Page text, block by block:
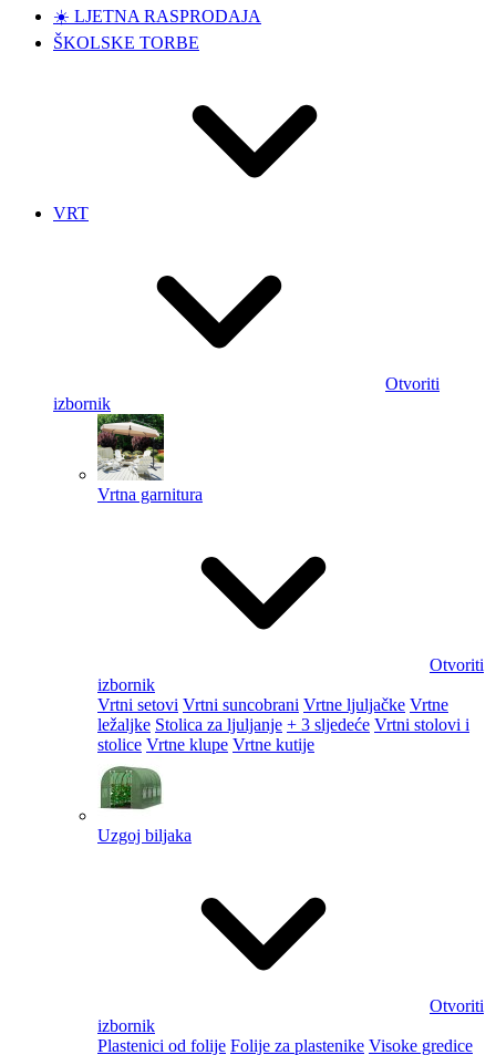
☀️ LJETNA RASPRODAJA
ŠKOLSKE TORBE
VRT
Otvoriti
izbornik
Vrtna garnitura
Otvoriti
izbornik
Vrtni setovi Vrtni suncobrani Vrtne ljuljačke Vrtne
ležaljke Stolica za ljuljanje + 3 sljedeće Vrtni stolovi i
stolice Vrtne klupe Vrtne kutije
Uzgoj biljaka
Otvoriti
izbornik
Plastenici od folije Folije za plastenike Visoke gredice